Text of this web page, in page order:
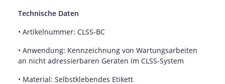
Technische Daten
• Artikelnummer: CLSS-BC
• Anwendung: Kennzeichnung von Wartungsarbeiten
an nicht adressierbaren Geräten im CLSS-System
• Material: Selbstklebendes Etikett